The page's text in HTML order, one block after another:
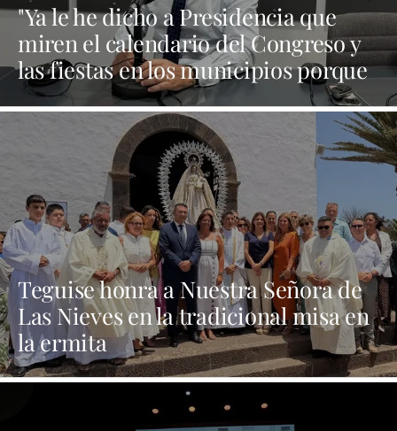
"Ya le he dicho a Presidencia que
miren el calendario del Congreso y
las fiestas en los municipios porque
Dolores Corujo estaba en un fiesta
aquí y al día siguiente no está en el
Teguise honra a Nuestra Señora de
Las Nieves en la tradicional misa en
la ermita